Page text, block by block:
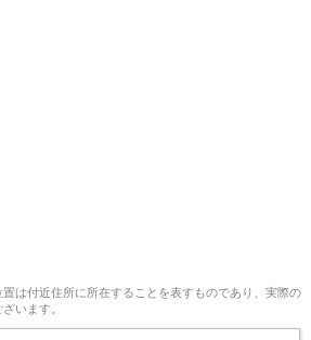
は付近住所に所在することを表すものであり、実際の
います。